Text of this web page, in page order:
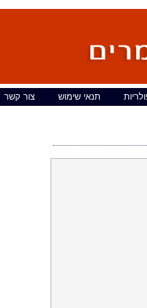
תנאי שימוש
צור קשר